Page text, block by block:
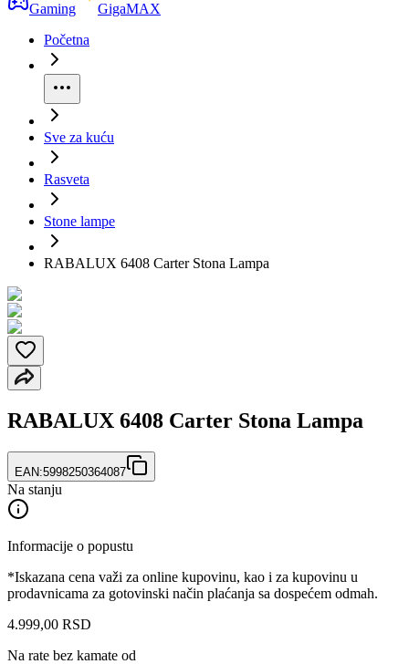
Gaming
GigaMAX
Početna
Sve za kuću
Rasveta
Stone lampe
RABALUX 6408 Carter Stona Lampa
RABALUX 6408 Carter Stona Lampa
EAN:5998250364087
Na stanju
Informacije o popustu
*Iskazana cena važi za online kupovinu, kao i za kupovinu u
prodavnicama za gotovinski način plaćanja sa dospećem odmah.
4.999,00 RSD
Na rate bez kamate od